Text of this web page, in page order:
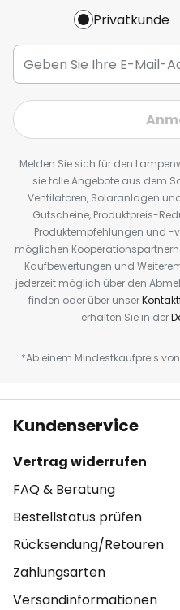
Privatkunde
Melden Sie sich für den
sie tolle Angebote aus dem
Ventilatoren, Solaranlagen
Gutscheine, Produktpreis-
Produktempfehlungen und -
möglichen
Kaufbewertungen und
jederzeit möglich über den
finden oder über unser
erhalten Sie in der
*Ab einem Mindestkaufpreis
Kundenservice
Vertrag widerrufen
FAQ & Beratung
Bestellstatus prüfen
Rücksendung/Retouren
Zahlungsarten
Versandinformationen